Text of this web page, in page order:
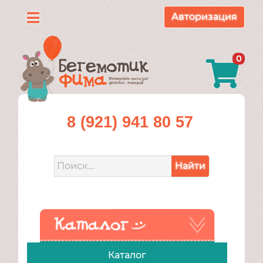
Каталог
О
нас
Доставка
Контакты
Авторизация
0
8 (921) 941 80 57
Найти
Каталог